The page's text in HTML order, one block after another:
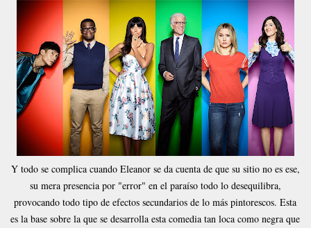
Y todo se complica cuando Eleanor se da cuenta de que su sitio no es ese,
su mera presencia por "error" en el paraíso todo lo desequilibra,
provocando todo tipo de efectos secundarios de lo más pintorescos. Esta
es la base sobre la que se desarrolla esta comedia tan loca como negra que